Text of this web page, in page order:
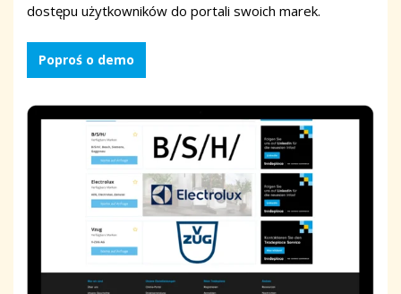
dostępu użytkowników do portali swoich marek.
Poproś o demo